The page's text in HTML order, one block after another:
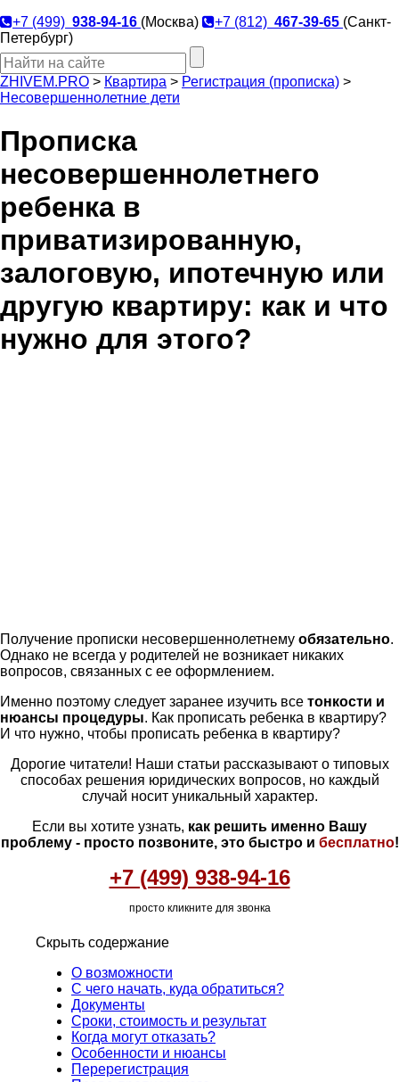
+7 (499) 938-94-16 (Москва) +7 (812) 467-39-65 (Санкт-
Петербург)
ZHIVEM.PRO > Квартира > Регистрация (прописка) >
Несовершеннолетние дети
Прописка
несовершеннолетнего
ребенка в
приватизированную,
залоговую, ипотечную или
другую квартиру: как и что
нужно для этого?
Получение прописки несовершеннолетнему обязательно.
Однако не всегда у родителей не возникает никаких
вопросов, связанных с ее оформлением.
Именно поэтому следует заранее изучить все тонкости и
нюансы процедуры. Как прописать ребенка в квартиру?
И что нужно, чтобы прописать ребенка в квартиру?
Дорогие читатели! Наши статьи рассказывают о типовых
способах решения юридических вопросов, но каждый
случай носит уникальный характер.
Если вы хотите узнать, как решить именно Вашу
проблему - просто позвоните, это быстро и бесплатно!
+7 (499) 938-94-16
просто кликните для звонка
Скрыть содержание
О возможности
С чего начать, куда обратиться?
Документы
Сроки, стоимость и результат
Когда могут отказать?
Особенности и нюансы
Перерегистрация